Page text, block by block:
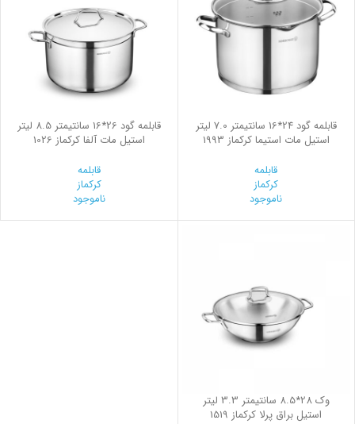
قابلمه گود 24*16 سانتیمتر 7.0 لیتر
استیل مات استیما کرکماز 1993
قابلمه
کرکماز
ناموجود
قابلمه گود 26*16 سانتیمتر 8.5 لیتر
استیل مات آلفا کرکماز 1026
قابلمه
کرکماز
ناموجود
وک 28*8.5 سانتیمتر 3.3 لیتر
استیل براق پرلا کرکماز 1519